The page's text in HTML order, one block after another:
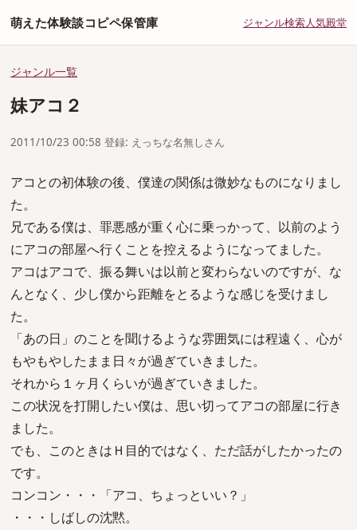
萌えた体験談コピペ保管庫 ジャンル検索人気殿堂
ジャンル一覧
妹アコ２
2011/10/23 00:58 登録: えっちな名無しさん
アコとの初体験の後、僕達の関係は微妙なものになりまし
た。
兄である僕は、罪悪感が重く心に乗っかって、以前のよう
にアコの部屋へ行くことを控えるようになってました。
アコはアコで、振る舞いは以前と変わらないのですが、な
んとなく、少し僕から距離をとるような感じを受けまし
た。
「あの日」のことを聞けるような雰囲気には程遠く、心が
もやもやしたまま日々が過ぎていきました。
それから１ヶ月くらいが過ぎていきました。
この状況を打開したい僕は、思い切ってアコの部屋に行き
ました。
でも、このときはＨ目的ではなく、ただ話がしたかったの
です。
コンコン・・・「アコ、ちょっといい？」
・・・しばしの沈黙。